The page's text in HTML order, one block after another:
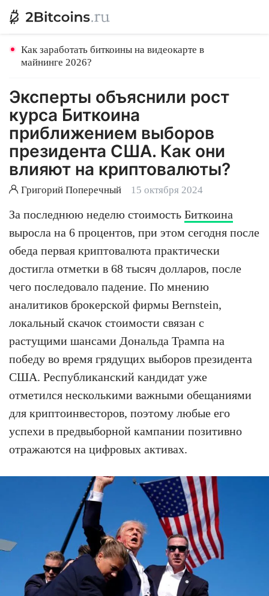
Как заработать биткоины на видеокарте в
майнинге 2026?
Эксперты объяснили рост
курса Биткоина
приближением выборов
президента США. Как они
влияют на криптовалюты?
Григорий Поперечный 15 октября 2024
За последнюю неделю стоимость Биткоина
выросла на 6 процентов, при этом сегодня после
обеда первая криптовалюта практически
достигла отметки в 68 тысяч долларов, после
чего последовало падение. По мнению
аналитиков брокерской фирмы Bernstein,
локальный скачок стоимости связан с
растущими шансами Дональда Трампа на
победу во время грядущих выборов президента
США. Республиканский кандидат уже
отметился несколькими важными обещаниями
для криптоинвесторов, поэтому любые его
успехи в предвыборной кампании позитивно
отражаются на цифровых активах.